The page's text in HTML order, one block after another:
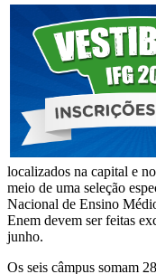
localizados na capital e
meio de uma seleção
Nacional de Ensino
Enem devem ser feitas
junho.
Os seis câmpus somam